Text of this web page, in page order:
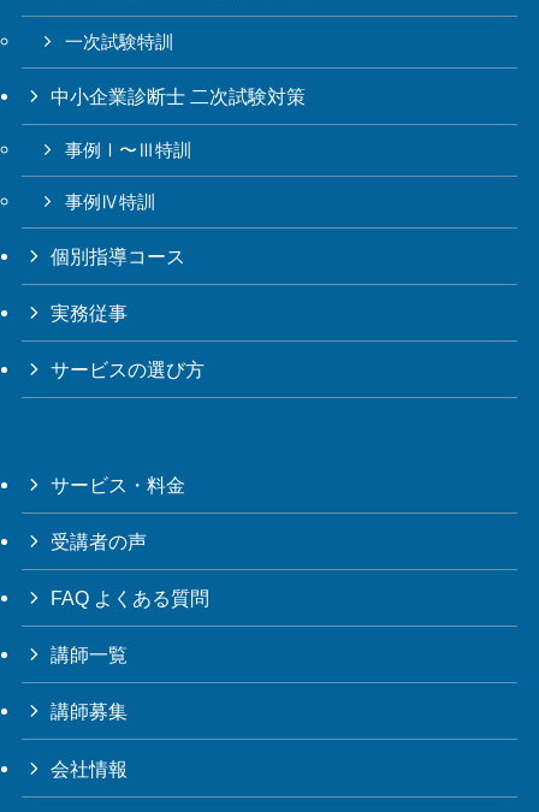
一次試験特訓
中小企業診断士 二次試験対策
事例Ⅰ〜Ⅲ特訓
事例Ⅳ特訓
個別指導コース
実務従事
サービスの選び方
サービス・料金
受講者の声
FAQ よくある質問
講師一覧
講師募集
会社情報